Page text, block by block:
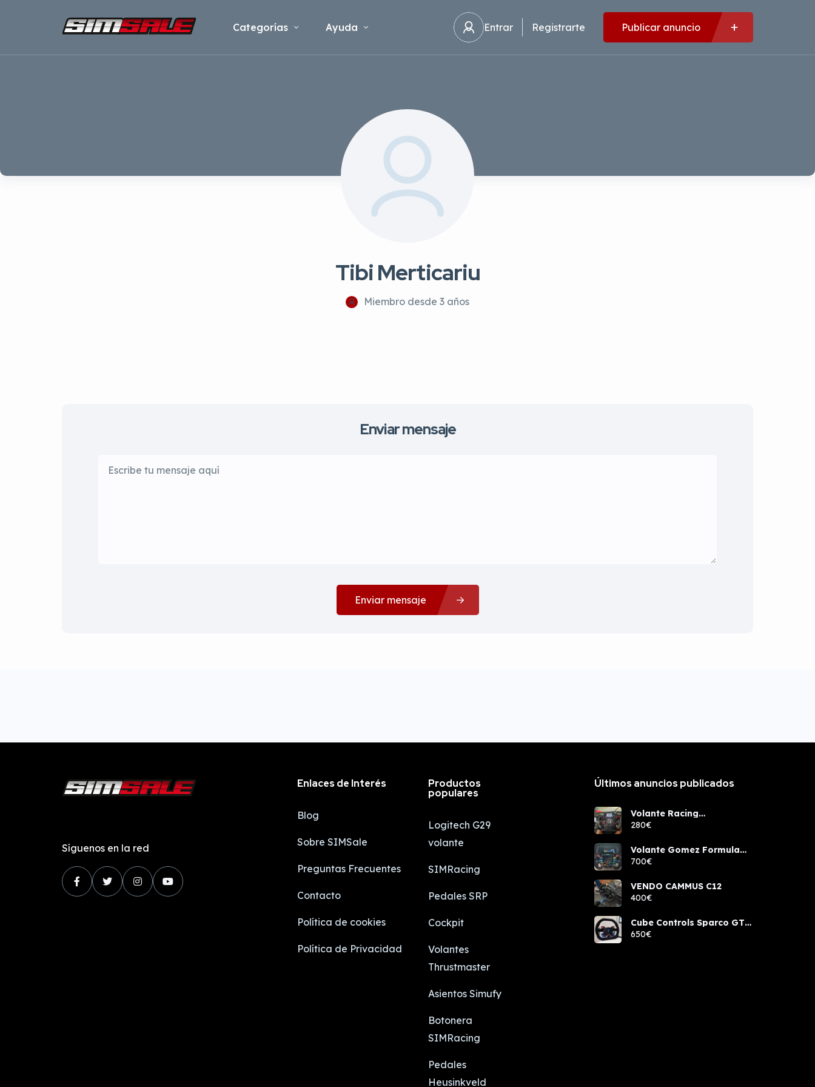
Categorías Ayuda Entrar Registrarte Publicar anuncio
Tibi Merticariu
Miembro desde 3 años
Enviar mensaje
Enviar mensaje
Síguenos en la red
Enlaces de Interés
Blog
Sobre SIMSale
Preguntas Frecuentes
Contacto
Política de cookies
Política de Privacidad
Productos
populares
Logitech G29
volante
SIMRacing
Pedales SRP
Cockpit
Volantes
Thrustmaster
Asientos Simufy
Botonera
SIMRacing
Pedales
Heusinkveld
Últimos anuncios publicados
Volante Racing
components rcw sport
280€
Volante Gomez Formula
Pro Elite
700€
VENDO CAMMUS C12
400€
Cube Controls Sparco GT
PRO NUEVO
650€